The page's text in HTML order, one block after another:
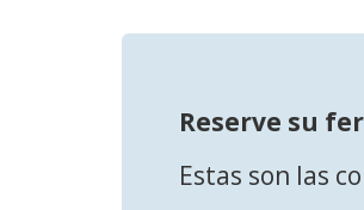
Reserve su
Estas son las